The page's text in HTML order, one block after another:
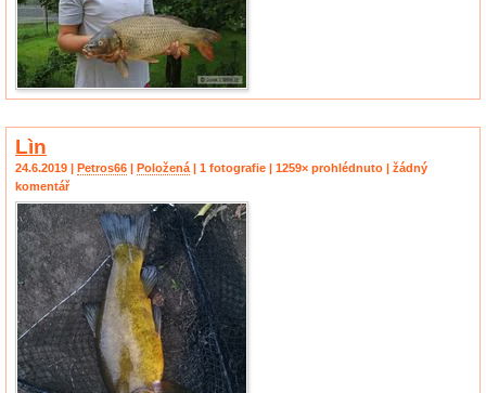
Lìn
24.6.2019 | Petros66 | Položená | 1 fotografie | 1259× prohlédnuto | žádný
komentář